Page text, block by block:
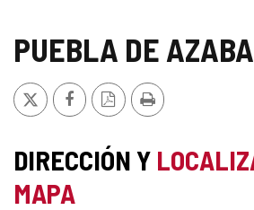
Castilla
León
PUEBLA DE AZABA
X FacebookVersión
PDF
Imprimir
DIRECCIÓN Y
MAPA